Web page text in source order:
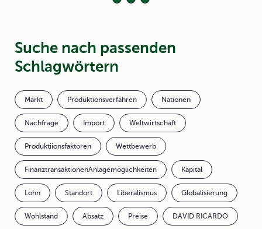
Suche nach passenden
Schlagwörtern
Markt Produktionsverfahren Nationen
Nachfrage Import Weltwirtschaft
Produktiionsfaktoren Wettbewerb
FinanztransaktionenAnlagemöglichkeiten Kapital
Lohn Standort Liberalismus Globalisierung
Wohlstand Absatz Preise DAVID RICARDO